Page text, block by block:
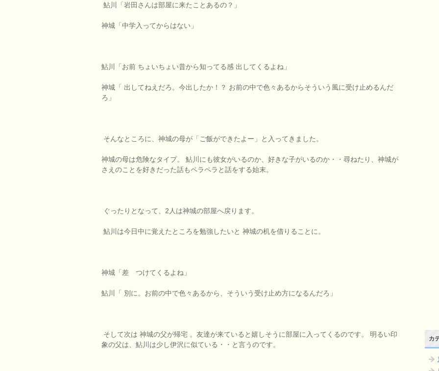
鮎川「岩田さんは部屋に来たことあるの？」
神城「中学入ってからはない」
鮎川「お前 ちょいちょい昔から知ってる感 出してくるよね」
神城「 出してねえだろ。今出したか！？ お前の中で色々あるからそういう風に受け止めるんだ
ろ」
そんなところに、神城の母が「ご飯ができたよー」と入ってきました。
神城の母は危険なタイプ。 鮎川にも彼女がいるのか、好きな子がいるのか・・尋ねたり、神城が
さえのことを好きだった話もペラペラと話をする始末。
ぐったりとなって、2人は神城の部屋へ戻ります。
鮎川は今日中に覚えたところを勉強したいと 神城の机を借りることに。
神城「差 つけてくるよね」
鮎川「 別に。お前の中で色々あるから、そういう受け止め方になるんだろ」
そして次は 神城の父が帰宅 。友達が来ていると嬉しそうに部屋に入ってくるのです。 明るい印
象の父は、鮎川は少し伊沢に似ている・・と言うのです。
カ